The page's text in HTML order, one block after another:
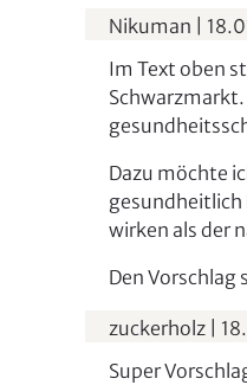
Nikuman
Im Text oben
Dazu möchte
gesundheitlich
wirken als der
Den
zuckerholz
Super